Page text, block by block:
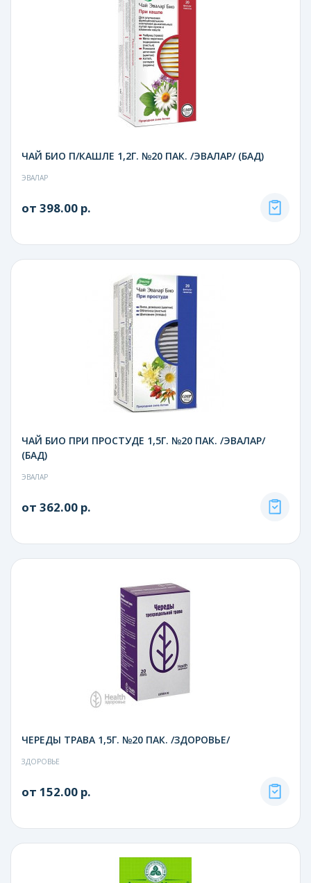
ЧАЙ БИО П/КАШЛЕ 1,2Г. №20 ПАК. /ЭВАЛАР/ (БАД)
ЭВАЛАР
от 398.00 р.
ЧАЙ БИО ПРИ ПРОСТУДЕ 1,5Г. №20 ПАК. /ЭВАЛАР/
(БАД)
ЭВАЛАР
от 362.00 р.
ЧЕРЕДЫ ТРАВА 1,5Г. №20 ПАК. /ЗДОРОВЬЕ/
ЗДОРОВЬЕ
от 152.00 р.